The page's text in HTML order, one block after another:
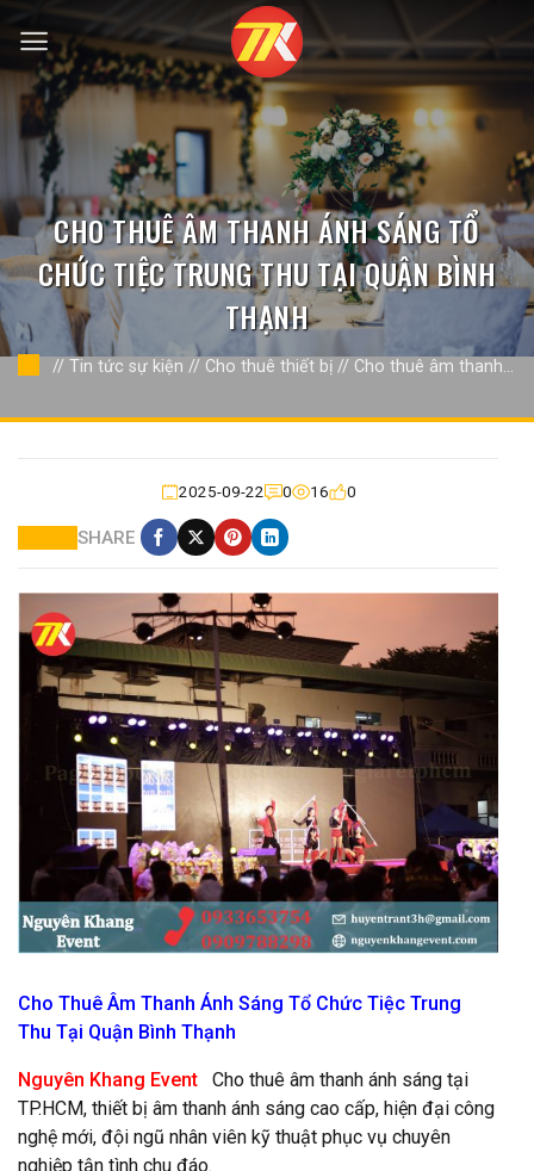
qua
nội
dung
CHO THUÊ ÂM THANH ÁNH SÁNG TỔ
CHỨC TIỆC TRUNG THU TẠI QUẬN BÌNH
THẠNH
// Tin tức sự kiện // Cho thuê thiết bị // Cho thuê âm thanh
2025-09-22 0 16 0
SHARE
Cho Thuê Âm Thanh Ánh Sáng Tổ Chức Tiệc Trung
Thu Tại Quận Bình Thạnh
Nguyên Khang Event Cho thuê âm thanh ánh sáng tại
TP.HCM, thiết bị âm thanh ánh sáng cao cấp, hiện đại công
nghệ mới, đội ngũ nhân viên kỹ thuật phục vụ chuyên
nghiệp tận tình chu đáo.